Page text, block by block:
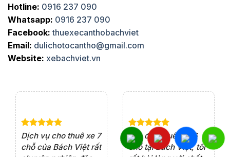
Hotline: 0916 237 090
Whatsapp: 0916 237 090
Facebook: thuexecanthobachviet
Email: dulichotocantho@gmail.com
Website: xebachviet.vn
Dịch vụ cho thuê xe 7
chỗ của Bách Việt rất
Lần đầu thuê xe 16
chỗ tại Bách Việt, tôi